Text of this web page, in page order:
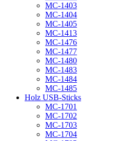
MC-1403
MC-1404
MC-1405
MC-1413
MC-1476
MC-1477
MC-1480
MC-1483
MC-1484
MC-1485
Holz USB-Sticks
MC-1701
MC-1702
MC-1703
MC-1704